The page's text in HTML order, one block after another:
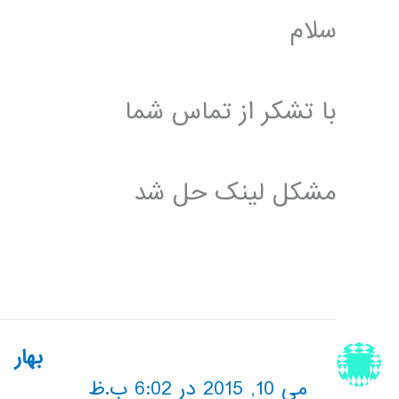
سلام
با تشکر از تماس شما
مشکل لینک حل شد
بهار
می 10, 2015 در 6:02 ب.ظ